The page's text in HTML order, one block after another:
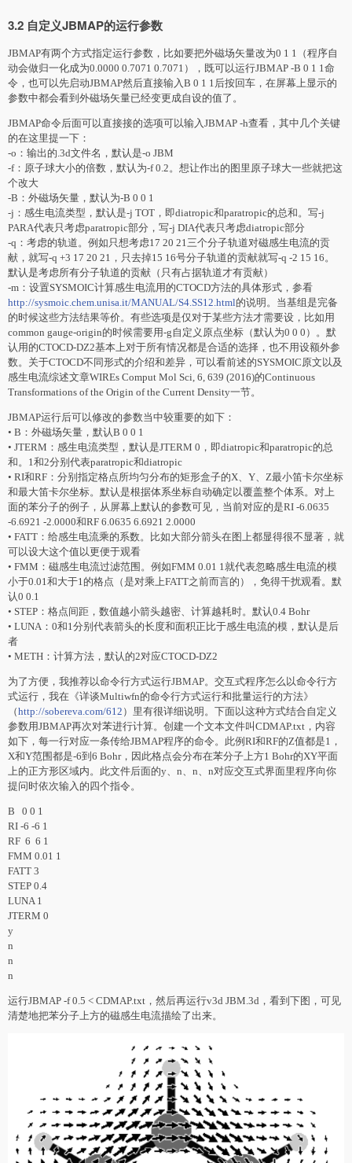
3.2 自定义JBMAP的运行参数
JBMAP有两个方式指定运行参数，比如要把外磁场矢量改为0 1 1（程序自
动会做归一化成为0.0000 0.7071 0.7071），既可以运行JBMAP -B 0 1 1命
令，也可以先启动JBMAP然后直接输入B 0 1 1后按回车，在屏幕上显示的
参数中都会看到外磁场矢量已经变更成自设的值了。
JBMAP命令后面可以直接接的选项可以输入JBMAP -h查看，其中几个关键
的在这里提一下：
-o：输出的.3d文件名，默认是-o JBM
-f：原子球大小的倍数，默认为-f 0.2。想让作出的图里原子球大一些就把这
个改大
-B：外磁场矢量，默认为-B 0 0 1
-j：感生电流类型，默认是-j TOT，即diatropic和paratropic的总和。写-j
PARA代表只考虑paratropic部分，写-j DIA代表只考虑diatropic部分
-q：考虑的轨道。例如只想考虑17 20 21三个分子轨道对磁感生电流的贡
献，就写-q +3 17 20 21，只去掉15 16号分子轨道的贡献就写-q -2 15 16。
默认是考虑所有分子轨道的贡献（只有占据轨道才有贡献）
-m：设置SYSMOIC计算感生电流用的CTOCD方法的具体形式，参看
http://sysmoic.chem.unisa.it/MANUAL/S4.SS12.html的说明。当基组是完备
的时候这些方法结果等价。有些选项是仅对于某些方法才需要设，比如用
common gauge-origin的时候需要用-g自定义原点坐标（默认为0 0 0）。默
认用的CTOCD-DZ2基本上对于所有情况都是合适的选择，也不用设额外参
数。关于CTOCD不同形式的介绍和差异，可以看前述的SYSMOIC原文以及
感生电流综述文章WIREs Comput Mol Sci, 6, 639 (2016)的Continuous
Transformations of the Origin of the Current Density一节。
JBMAP运行后可以修改的参数当中较重要的如下：
• B：外磁场矢量，默认B 0 0 1
• JTERM：感生电流类型，默认是JTERM 0，即diatropic和paratropic的总
和。1和2分别代表paratropic和diatropic
• RI和RF：分别指定格点所均匀分布的矩形盒子的X、Y、Z最小笛卡尔坐标
和最大笛卡尔坐标。默认是根据体系坐标自动确定以覆盖整个体系。对上
面的苯分子的例子，从屏幕上默认的参数可见，当前对应的是RI -6.0635
-6.6921 -2.0000和RF 6.0635 6.6921 2.0000
• FATT：给感生电流乘的系数。比如大部分箭头在图上都显得很不显著，就
可以设大这个值以更便于观看
• FMM：磁感生电流过滤范围。例如FMM 0.01 1就代表忽略感生电流的模
小于0.01和大于1的格点（是对乘上FATT之前而言的），免得干扰观看。默
认0 0.1
• STEP：格点间距，数值越小箭头越密、计算越耗时。默认0.4 Bohr
• LUNA：0和1分别代表箭头的长度和面积正比于感生电流的模，默认是后
者
• METH：计算方法，默认的2对应CTOCD-DZ2
为了方便，我推荐以命令行方式运行JBMAP。交互式程序怎么以命令行方
式运行，我在《详谈Multiwfn的命令行方式运行和批量运行的方法》
（http://sobereva.com/612 ）里有很详细说明。下面以这种方式结合自定义
参数用JBMAP再次对苯进行计算。创建一个文本文件叫CDMAP.txt，内容
如下，每一行对应一条传给JBMAP程序的命令。此例RI和RF的Z值都是1，
X和Y范围都是-6到6 Bohr，因此格点会分布在苯分子上方1 Bohr的XY平面
上的正方形区域内。此文件后面的y、n、n、n对应交互式界面里程序向你
提问时依次输入的四个指令。
B 0 0 1
RI -6 -6 1
RF 6 6 1
FMM 0.01 1
FATT 3
STEP 0.4
LUNA 1
JTERM 0
y
n
n
n
运行JBMAP -f 0.5 < CDMAP.txt，然后再运行v3d JBM.3d，看到下图，可见
清楚地把苯分子上方的磁感生电流描绘了出来。